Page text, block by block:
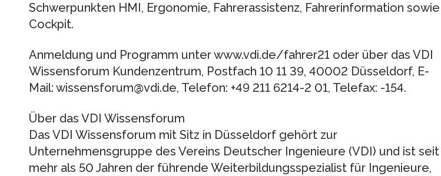
Schwerpunkten HMI, Ergonomie, Fahrerassistenz, Fahrerinformation sowie
Cockpit.
Anmeldung und Programm unter www.vdi.de/fahrer21 oder über das VDI
Wissensforum Kundenzentrum, Postfach 10 11 39, 40002 Düsseldorf, E-
Mail: wissensforum@vdi.de, Telefon: +49 211 6214-2 01, Telefax: -154.
Über das VDI Wissensforum
Das VDI Wissensforum mit Sitz in Düsseldorf gehört zur
Unternehmensgruppe des Vereins Deutscher Ingenieure (VDI) und ist seit
mehr als 50 Jahren der führende Weiterbildungsspezialist für Ingenieure,